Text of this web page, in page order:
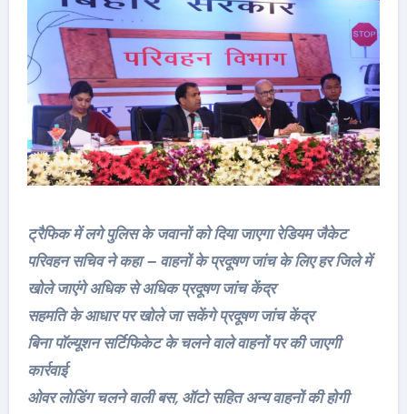
ट्रैफिक में लगे पुलिस के जवानों को दिया जाएगा रेडियम जैकेट
परिवहन सचिव ने कहा – वाहनों के प्रदूषण जांच के लिए हर जिले में
खोले जाएंगे अधिक से अधिक प्रदूषण जांच केंद्र
सहमति के आधार पर खोले जा सकेंगे प्रदूषण जांच केंद्र
बिना पॉल्यूशन सर्टिफिकेट के चलने वाले वाहनों पर की जाएगी
कार्रवाई
ओवर लोडिंग चलने वाली बस, ऑटो सहित अन्य वाहनों की होगी